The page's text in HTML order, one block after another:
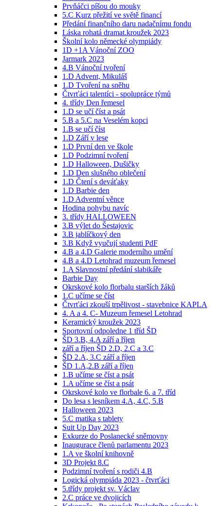
Prvňáčci píšou do mouky
5.C Kurz přežití ve světě financí
Předání finančního daru nadačnímu fondu
Láska rohatá dramat.kroužek 2023
Školní kolo německé olympiády
1D +1A Vánoční ZOO
Jarmark 2023
4.B Vánoční tvoření
1.D Advent, Mikuláš
1.D Tvoření na sněhu
Čtvrťáci talentíci - spolupráce týmů
4. třídy Den řemesel
1.D se učí číst a psát
5.B a 5.C na Veselém kopci
1.B se učí číst
1.D Září v lese
1.D První den ve škole
1.D Podzimní tvoření
1.D Halloween, Dušičky
1.D Den slušného oblečení
1.D Čtení s deváťaky
1.D Barbie den
1.D Adventní věnce
Hodina pohybu navíc
3. třídy HALLOWEEN
3.B výlet do Šestajovic
3.B jablíčkový den
3.B Když vyučují studenti PdF
4.B a 4.D Galerie moderního umění
4.B a 4.D Letohrad muzeum řemesel
1.A Slavnostní předání slabikáře
Barbie Day
Okrskové kolo florbalu starších žáků
1.C učíme se číst
Čtvrťáci zkouší trpělivost - stavebnice KAPLA
4. A a 4. C- Muzeum řemesel Letohrad
Keramický kroužek 2023
Sportovní odpoledne 1 tříd ŠD
ŠD 3.B, 4.A září a říjen
září a říjen ŠD 2.D, 2.C a 3.C
ŠD 2.A, 3.C září a říjen
ŠD 1.A,2.B září a říjen
1.B učíme se číst a psát
1.A učíme se číst a psát
Okrskové kolo ve florbale 6. a 7. tříd
Do lesa s lesníkem 4.A, 4.C, 5.B
Halloween 2023
5.C matika s tablety
Suit Up Day 2023
Exkurze do Poslanecké sněmovny
Inaugurace členů parlamentu 2023
1.A ve školní knihovně
3D Projekt 8.C
Podzimní tvoření s rodiči 4.B
Logická olympiáda 2023 - čtvrťáci
5.třídy projekt sv. Václav
2.C práce ve dvojicích